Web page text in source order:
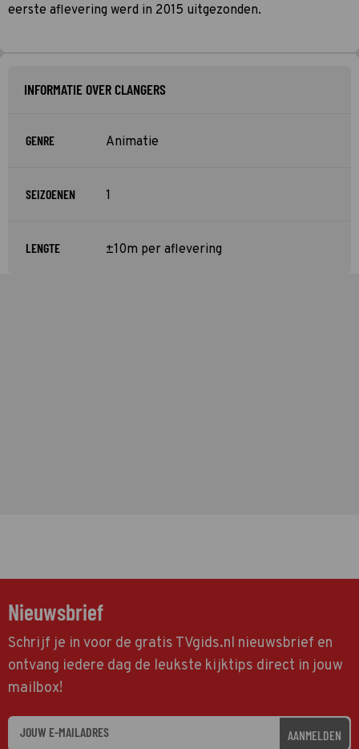
eerste aflevering werd in 2015 uitgezonden.
INFORMATIE OVER CLANGERS
GENRE Animatie
SEIZOENEN 1
LENGTE ±10m per aflevering
Nieuwsbrief
Schrijf je in voor de gratis TVgids.nl nieuwsbrief en
ontvang iedere dag de leukste kijktips direct in jouw
mailbox!
AANMELDEN